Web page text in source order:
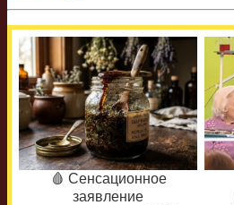
🩸 Сенсационное
заявление